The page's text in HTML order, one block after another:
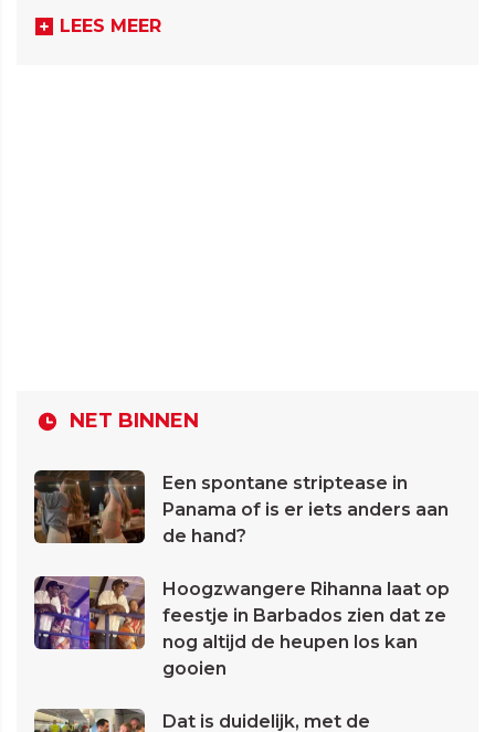
LEES MEER
NET BINNEN
Een spontane striptease in
Panama of is er iets anders aan
de hand?
Hoogzwangere Rihanna laat op
feestje in Barbados zien dat ze
nog altijd de heupen los kan
gooien
Dat is duidelijk, met de